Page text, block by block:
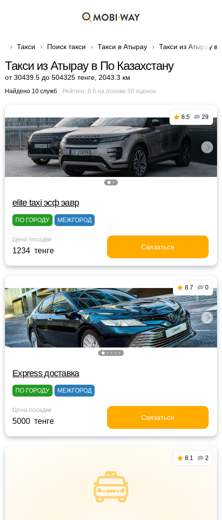
Такси Поиск такси Такси в Атырау Такси из Атырау в
Такси из Атырау в По Казахстану
от 30439.5 до 504325 тенге 2043.3 км
Найдено 10 служб Рейтинг: 8.6 на основе 50 оценок
8.5 29
elite taxi эсф эавр
ПО ГОРОДУ МЕЖГОРОД
Цена посадки
1234 тенге Связаться
8.7 0
Express доставка
ПО ГОРОДУ МЕЖГОРОД
Цена посадки
5000 тенге Связаться
8.1 2